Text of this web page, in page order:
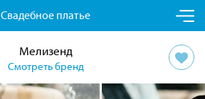
Свадебное платье
Мелизенд
Смотреть бренд